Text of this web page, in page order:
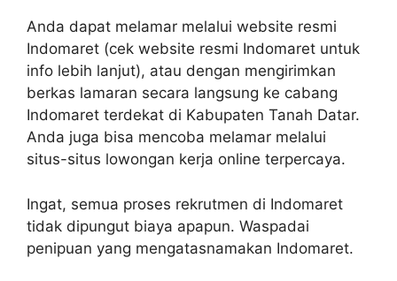
Anda dapat melamar melalui website resmi
Indomaret (cek website resmi Indomaret untuk
info lebih lanjut), atau dengan mengirimkan
berkas lamaran secara langsung ke cabang
Indomaret terdekat di Kabupaten Tanah Datar.
Anda juga bisa mencoba melamar melalui
situs-situs lowongan kerja online terpercaya.
Ingat, semua proses rekrutmen di Indomaret
tidak dipungut biaya apapun. Waspadai
penipuan yang mengatasnamakan Indomaret.